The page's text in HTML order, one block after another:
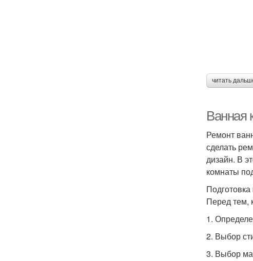
читать
Ванная
Ремонт
сделать
дизайн. В
комнаты
Перед тем,
1.
2. Выбор
3. Выбор